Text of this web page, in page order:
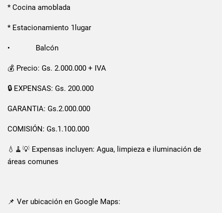
* Cocina amoblada
* Estacionamiento 1lugar
• Balcón
💰 Precio: Gs. 2.000.000 + IVA
🔒 EXPENSAS: Gs. 200.000
GARANTIA: Gs.2.000.000
COMISIÓN: Gs.1.100.000
💧🧹💡 Expensas incluyen: Agua, limpieza e iluminación de
áreas comunes
📌 Ver ubicación en Google Maps: